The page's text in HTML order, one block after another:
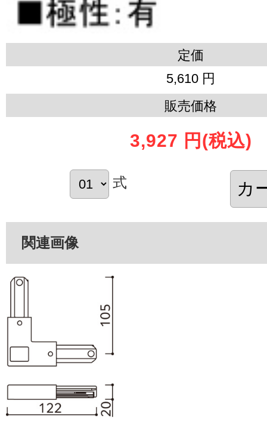
定価
5,610 円
販売価格
3,927 円 (税込)
式
関連画像